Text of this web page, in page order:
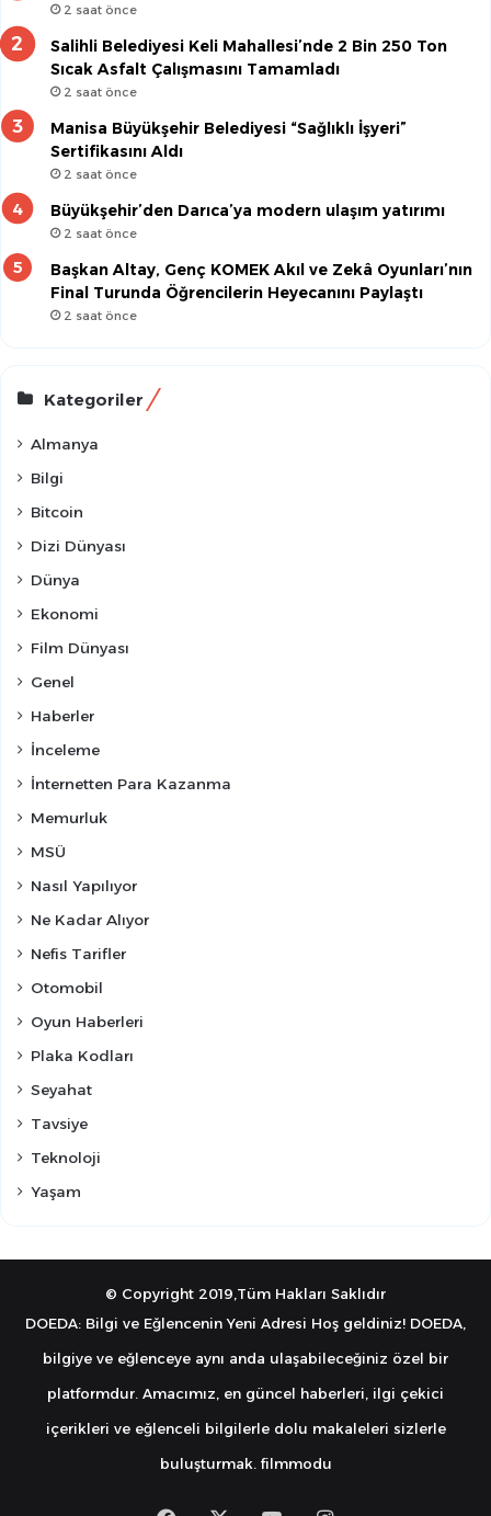
2 saat önce
Salihli Belediyesi Keli Mahallesi’nde 2 Bin 250 Ton
Sıcak Asfalt Çalışmasını Tamamladı
2 saat önce
Manisa Büyükşehir Belediyesi “Sağlıklı İşyeri”
Sertifikasını Aldı
2 saat önce
Büyükşehir’den Darıca’ya modern ulaşım yatırımı
2 saat önce
Başkan Altay, Genç KOMEK Akıl ve Zekâ Oyunları’nın
Final Turunda Öğrencilerin Heyecanını Paylaştı
2 saat önce
Kategoriler
Almanya
Bilgi
Bitcoin
Dizi Dünyası
Dünya
Ekonomi
Film Dünyası
Genel
Haberler
İnceleme
İnternetten Para Kazanma
Memurluk
MSÜ
Nasıl Yapılıyor
Ne Kadar Alıyor
Nefis Tarifler
Otomobil
Oyun Haberleri
Plaka Kodları
Seyahat
Tavsiye
Teknoloji
Yaşam
© Copyright 2019,Tüm Hakları Saklıdır
DOEDA: Bilgi ve Eğlencenin Yeni Adresi Hoş geldiniz! DOEDA,
bilgiye ve eğlenceye aynı anda ulaşabileceğiniz özel bir
platformdur. Amacımız, en güncel haberleri, ilgi çekici
içerikleri ve eğlenceli bilgilerle dolu makaleleri sizlerle
buluşturmak. filmmodu